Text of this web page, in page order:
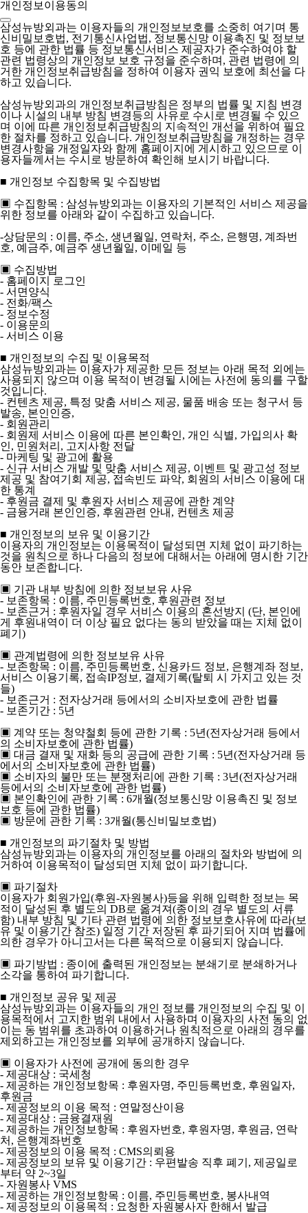
개인정보이용동의
삼성뉴방외과는 이용자들의 개인정보보호를 소중히 여기며 통
신비밀보호법, 전기통신사업법, 정보통신망 이용촉진 및 정보보
호 등에 관한 법률 등 정보통신서비스 제공자가 준수하여야 할
관련 법령상의 개인정보 보호 규정을 준수하며, 관련 법령에 의
거한 개인정보취급방침을 정하여 이용자 권익 보호에 최선을 다
하고 있습니다.
삼성뉴방외과의 개인정보취급방침은 정부의 법률 및 지침 변경
이나 시설의 내부 방침 변경등의 사유로 수시로 변경될 수 있으
며 이에 따른 개인정보취급방침의 지속적인 개선을 위하여 필요
한 절차를 정하고 있습니다. 개인정보취급방침을 개정하는 경우
변경사항을 개정일자와 함께 홈페이지에 게시하고 있으므로 이
용자들께서는 수시로 방문하여 확인해 보시기 바랍니다.
■ 개인정보 수집항목 및 수집방법
▣ 수집항목 : 삼성뉴방외과는 이용자의 기본적인 서비스 제공을
위한 정보를 아래와 같이 수집하고 있습니다.
-상담문의 : 이름, 주소, 생년월일, 연락처, 주소, 은행명, 계좌번
호, 예금주, 예금주 생년월일, 이메일 등
▣ 수집방법
- 홈페이지 로그인
- 서면양식
- 전화/팩스
- 정보수정
- 이용문의
- 서비스 이용
■ 개인정보의 수집 및 이용목적
삼성뉴방외과는 이용자가 제공한 모든 정보는 아래 목적 외에는
사용되지 않으며 이용 목적이 변경될 시에는 사전에 동의를 구할
것입니다.
- 컨텐츠 제공, 특정 맞춤 서비스 제공, 물품 배송 또는 청구서 등
발송, 본인인증,
- 회원관리
- 회원제 서비스 이용에 따른 본인확인, 개인 식별, 가입의사 확
인, 민원처리, 고지사항 전달
- 마케팅 및 광고에 활용
- 신규 서비스 개발 및 맞춤 서비스 제공, 이벤트 및 광고성 정보
제공 및 참여기회 제공, 접속빈도 파악, 회원의 서비스 이용에 대
한 통계
- 후원금 결제 및 후원자 서비스 제공에 관한 계약
- 금융거래 본인인증, 후원관련 안내, 컨텐츠 제공
■ 개인정보의 보유 및 이용기간
이용자의 개인정보는 이용목적이 달성되면 지체 없이 파기하는
것을 원칙으로 하나 다음의 정보에 대해서는 아래에 명시한 기간
동안 보존합니다.
▣ 기관 내부 방침에 의한 정보보유 사유
- 보존항목 : 이름, 주민등록번호, 후원관련 정보
- 보존근거 : 후원자일 경우 서비스 이용의 혼선방지 (단, 본인에
게 후원내역이 더 이상 필요 없다는 동의 받았을 때는 지체 없이
폐기)
▣ 관계법령에 의한 정보보유 사유
- 보존항목 : 이름, 주민등록번호, 신용카드 정보, 은행계좌 정보,
서비스 이용기록, 접속IP정보, 결제기록(탈퇴 시 가지고 있는 것
들)
- 보존근거 : 전자상거래 등에서의 소비자보호에 관한 법률
- 보존기간 : 5년
▣ 계약 또는 청약철회 등에 관한 기록 : 5년(전자상거래 등에서
의 소비자보호에 관한 법률)
▣ 대금 결재 및 재화 등의 공급에 관한 기록 : 5년(전자상거래 등
에서의 소비자보호에 관한 법률)
▣ 소비자의 불만 또는 분쟁처리에 관한 기록 : 3년(전자상거래
등에서의 소비자보호에 관한 법률)
▣ 본인확인에 관한 기록 : 6개월(정보통신망 이용촉진 및 정보
보호 등에 관한 법률)
▣ 방문에 관한 기록 : 3개월(통신비밀보호법)
■ 개인정보의 파기절차 및 방법
삼성뉴방외과는 이용자의 개인정보를 아래의 절차와 방법에 의
거하여 이용목적이 달성되면 지체 없이 파기합니다.
▣ 파기절차
이용자가 회원가입(후원-자원봉사)등을 위해 입력한 정보는 목
적이 달성된 후 별도의 DB로 옮겨져(종이의 경우 별도의 서류
함) 내부 방침 및 기타 관련 법령에 의한 정보보호사유에 따라(보
유 및 이용기간 참조) 일정 기간 저장된 후 파기되어 지며 법률에
의한 경우가 아니고서는 다른 목적으로 이용되지 않습니다.
▣ 파기방법 : 종이에 출력된 개인정보는 분쇄기로 분쇄하거나
소각을 통하여 파기합니다.
■ 개인정보 공유 및 제공
삼성뉴방외과는 이용자들의 개인 정보를 개인정보의 수집 및 이
용목적에서 고지한 범위 내에서 사용하며 이용자의 사전 동의 없
이는 동 범위를 초과하여 이용하거나 원칙적으로 아래의 경우를
제외하고는 개인정보를 외부에 공개하지 않습니다.
▣ 이용자가 사전에 공개에 동의한 경우
- 제공대상 : 국세청
- 제공하는 개인정보항목 : 후원자명, 주민등록번호, 후원일자,
후원금
- 제공정보의 이용 목적 : 연말정산이용
- 제공대상 : 금융결재원
- 제공하는 개인정보항목 : 후원자번호, 후원자명, 후원금, 연락
처, 은행계좌번호
- 제공정보의 이용 목적 : CMS의뢰용
- 제공정보의 보유 및 이용기간 : 우편발송 직후 폐기, 제공일로
부터 약 2~3일
- 자원봉사 VMS
- 제공하는 개인정보항목 : 이름, 주민등록번호, 봉사내역
- 제공정보의 이용목적 : 요청한 자원봉사자 한해서 발급